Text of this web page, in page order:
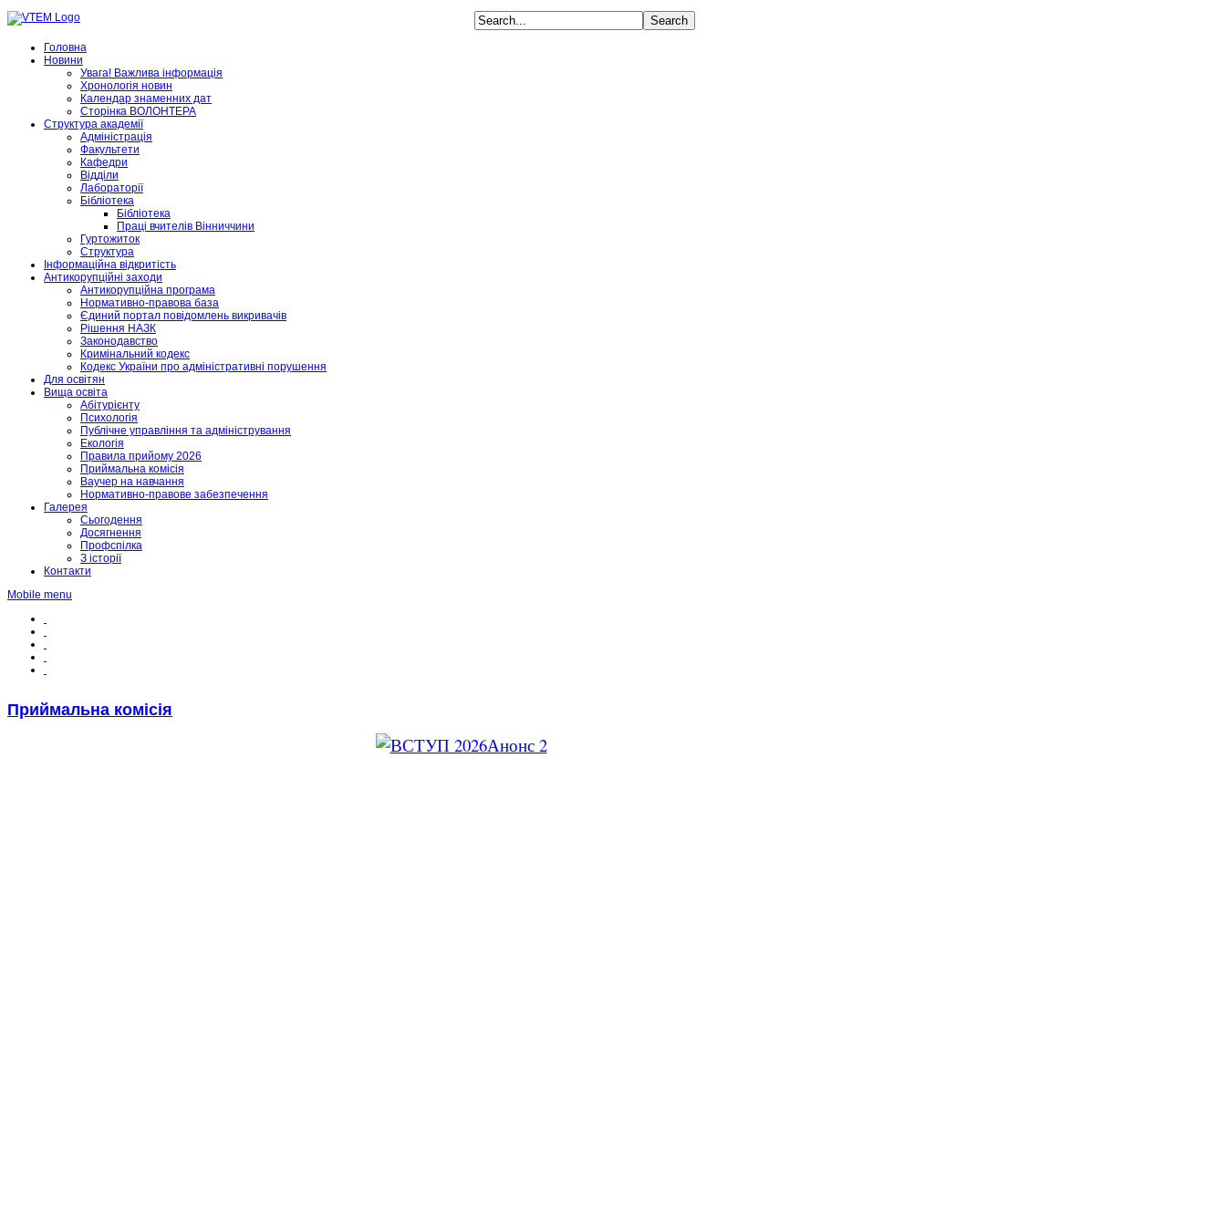
Головна
Новини
Увага! Важлива інформація
Хронологія новин
Календар знаменних дат
Сторінка ВОЛОНТЕРА
Структура академії
Адміністрація
Факультети
Кафедри
Відділи
Лабораторії
Бібліотека
Бібліотека
Праці вчителів Вінниччини
Гуртожиток
Структура
Інформаційна відкритість
Антикорупційні заходи
Антикорупційна програма
Нормативно-правова база
Єдиний портал повідомлень викривачів
Рішення НАЗК
Законодавство
Кримінальний кодекс
Кодекс України про адміністративні порушення
Для освітян
Вища освіта
Абітурієнту
Психологія
Публічне управління та адміністрування
Екологія
Правила прийому 2026
Приймальна комісія
Ваучер на навчання
Нормативно-правове забезпечення
Галерея
Сьогодення
Досягнення
Профспілка
З історії
Контакти
Mobile menu
Приймальна комісія